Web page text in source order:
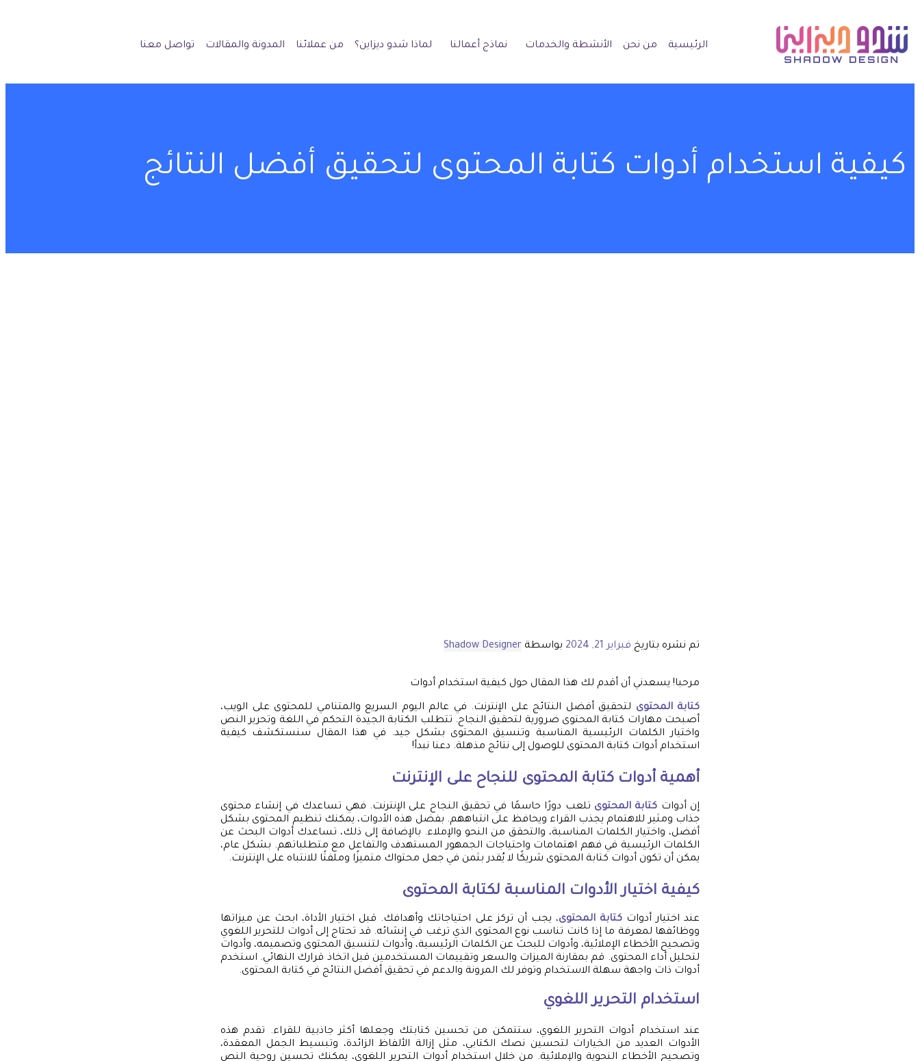
الرئيسية من نحن الأنشطة والخدمات نماذج أعمالنا لماذا شدو ديزاين؟ من عملائنا المدونة والمقالات تواصل معنا
كيفية استخدام أدوات كتابة المحتوى لتحقيق أفضل النتائج
تم نشره بتاريخ فبراير 21, 2024 بواسطة Shadow Designer
مرحبا! يسعدني أن أقدم لك هذا المقال حول كيفية استخدام أدوات
كتابة المحتوى لتحقيق أفضل النتائج على الإنترنت. في عالم اليوم السريع والمتنامي للمحتوى على الويب،
أصبحت مهارات كتابة المحتوى ضرورية لتحقيق النجاح. تتطلب الكتابة الجيدة التحكم في اللغة وتحرير النص
واختيار الكلمات الرئيسية المناسبة وتنسيق المحتوى بشكل جيد. في هذا المقال سنستكشف كيفية
استخدام أدوات كتابة المحتوى للوصول إلى نتائج مذهلة. دعنا نبدأ!
أهمية أدوات كتابة المحتوى للنجاح على الإنترنت
إن أدوات كتابة المحتوى تلعب دورًا حاسمًا في تحقيق النجاح على الإنترنت. فهي تساعدك في إنشاء محتوى
جذاب ومثير للاهتمام يجذب القراء ويحافظ على انتباههم. بفضل هذه الأدوات، يمكنك تنظيم المحتوى بشكل
أفضل، واختيار الكلمات المناسبة، والتحقق من النحو والإملاء. بالإضافة إلى ذلك، تساعدك أدوات البحث عن
الكلمات الرئيسية في فهم اهتمامات واحتياجات الجمهور المستهدف والتفاعل مع متطلباتهم. بشكل عام،
يمكن أن تكون أدوات كتابة المحتوى شريكًا لا يُقدر بثمن في جعل محتواك متميزًا وملفتًا للانتباه على الإنترنت.
كيفية اختيار الأدوات المناسبة لكتابة المحتوى
عند اختيار أدواتكتابة المحتوى، يجب أن تركز على احتياجاتك وأهدافك. قبل اختيار الأداة، ابحث عن ميزاتها
ووظائفها لمعرفة ما إذا كانت تناسب نوع المحتوى الذي ترغب في إنشائه. قد تحتاج إلى أدوات للتحرير اللغوي
وتصحيح الأخطاء الإملائية، وأدوات للبحث عن الكلمات الرئيسية، وأدوات لتنسيق المحتوى وتصميمه، وأدوات
لتحليل أداء المحتوى. قم بمقارنة الميزات والسعر وتقييمات المستخدمين قبل اتخاذ قرارك النهائي. استخدم
أدوات ذات واجهة سهلة الاستخدام وتوفر لك المرونة والدعم في تحقيق أفضل النتائج في كتابة المحتوى.
استخدام التحرير اللغوي
عند استخدام أدوات التحرير اللغوي، ستتمكن من تحسين كتابتك وجعلها أكثر جاذبية للقراء. تقدم هذه
الأدوات العديد من الخيارات لتحسين نصك الكتابي، مثل إزالة الألفاظ الزائدة، وتبسيط الجمل المعقدة،
وتصحيح الأخطاء النحوية والإملائية. من خلال استخدام أدوات التحرير اللغوي، يمكنك تحسين روحية النص